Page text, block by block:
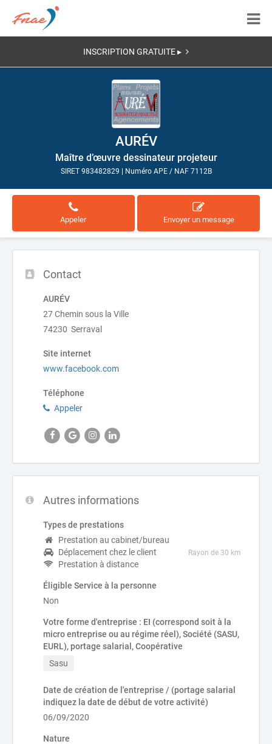
INSCRIPTION GRATUITE ▸
AURÉV
Maître d’œuvre dessinateur projeteur
SIRET 983482829 Numéro APE / NAF 7112B
Appeler Envoyer un message
Contact
AURÉV
27 Chemin sous la Ville
74230 Serraval
Site internet
www.facebook.com
Téléphone
Appeler
Autres informations
Types de prestations
Prestation au cabinet/bureau
Déplacement chez le client
Rayon de 30 km
Prestation à distance
Éligible Service à la personne
Non
Votre forme d'entreprise : EI (correspond soit à la
micro entreprise ou au régime réel), Société (SASU,
EURL), portage salarial, Coopérative
Sasu
Date de création de l'entreprise / (portage salarial
indiquez la date de début de votre activité)
06/09/2020
Nature